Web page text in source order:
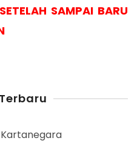
SAMPAI BARU
Kartanegara